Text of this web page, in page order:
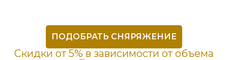
ПОДОБРАТЬ СНЯРЯЖЕНИЕ
Скидки от 5% в зависимости от объема